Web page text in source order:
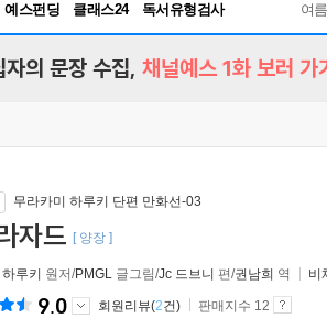
예스펀딩 클래스24
독서유형검사
RBTI Lab
여
자의 문장 수집, 채널예스 1화 보러 가
무라카미 하루키 단편 만화선-03
자드 [ 양장 ]
루키 원저/PMGL 글그림/Jc 드브니 편/권남희 역 비
9.0 회원리뷰(2건) 판매지수 12